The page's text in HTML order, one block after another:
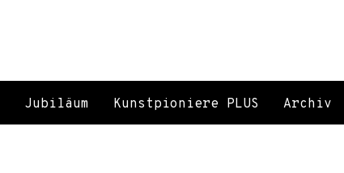
Jubiläum Kunstpioniere PLUS Archiv